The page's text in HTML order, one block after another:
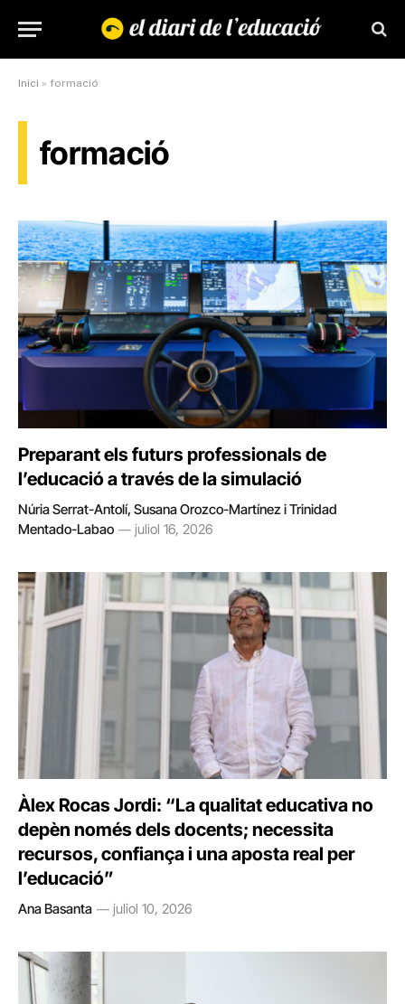
Inici » formació
formació
Preparant els futurs professionals de
l’educació a través de la simulació
Núria Serrat-Antolí, Susana Orozco-Martínez i Trinidad
Mentado-Labao
juliol 16, 2026
Àlex Rocas Jordi: “La qualitat educativa no
depèn només dels docents; necessita
recursos, confiança i una aposta real per
l’educació”
Ana Basanta juliol 10, 2026